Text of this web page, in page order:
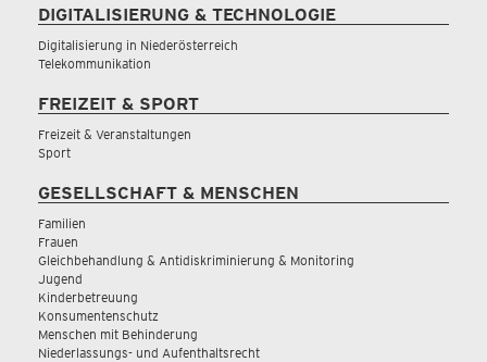
DIGITALISIERUNG & TECHNOLOGIE
Digitalisierung in Niederösterreich
Telekommunikation
FREIZEIT & SPORT
Freizeit & Veranstaltungen
Sport
GESELLSCHAFT & MENSCHEN
Familien
Frauen
Gleichbehandlung & Antidiskriminierung & Monitoring
Jugend
Kinderbetreuung
Konsumentenschutz
Menschen mit Behinderung
Niederlassungs- und Aufenthaltsrecht